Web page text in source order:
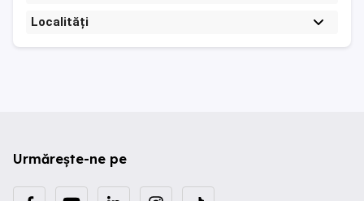
Localități
Urmărește-ne pe